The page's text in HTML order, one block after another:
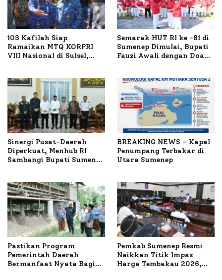
103 Kafilah Siap
Ramaikan MTQ KORPRI
VIII Nasional di Sulsel,
Semarak HUT RI ke -81 di
Sumenep Dimulai, Bupati
Fauzi Awali dengan Doa
Sinergi Pusat-Daerah
Diperkuat, Menhub RI
Sambangi Bupati Sumenep
BREAKING NEWS – Kapal
Penumpang Terbakar di
Utara Sumenep
Pastikan Program
Pemerintah Daerah
Bermanfaat Nyata Bagi
Pemkab Sumenep Resmi
Naikkan Titik Impas
Harga Tembakau 2026,